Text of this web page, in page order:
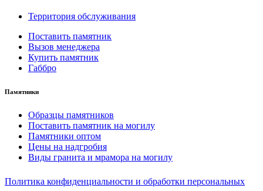
Территория обслуживания
Поставить памятник
Вызов менеджера
Купить памятник
Габбро
Памятники
Образцы памятников
Поставить памятник на могилу
Памятники оптом
Цены на надгробия
Виды гранита и мрамора на могилу
Политика конфиденциальности и обработки персональных